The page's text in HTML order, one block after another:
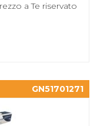
a Te riservato
GN51701271